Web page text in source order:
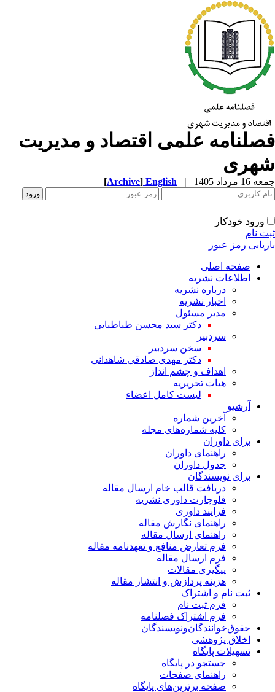
علمی اقتصاد و مدیریت
مرداد 1405 |
English
[Archive]
ورود خودکار
نام
رمز عبور
صفحه اصلی
اطلاعات نشریه
درباره نشریه
اخبار نشریه
مدیر مسئول
دکتر سید محسن طباطبایی
سردبیر
سخن سردبیر
دکتر مهدی صادقی شاهدانی
اهداف و چشم انداز
هیات تحریریه
لیست کامل اعضاء
آرشیو
آخرین شماره
کلیه شماره‌های مجله
برای داوران
راهنمای داوران
جدول داوران
برای نویسندگان
دریافت قالب خام ارسال مقاله
فلوچارت داوری نشریه
فرایند داوری
راهنمای نگارش مقاله
راهنمای ارسال مقاله
فرم تعارض منافع و تعهدنامه مقاله
فرم ارسال مقاله
پیگیری مقالات
هزینه پردازش و انتشار مقاله
ثبت نام و اشتراک
فرم ثبت نام
فرم اشتراک فصلنامه
حقوق‌خوانندگان‌و‌نویسندگان
اخلاق پژوهشی
تسهیلات پایگاه
جستجو در پایگاه
راهنمای صفحات
صفحه برترین‌های پایگاه